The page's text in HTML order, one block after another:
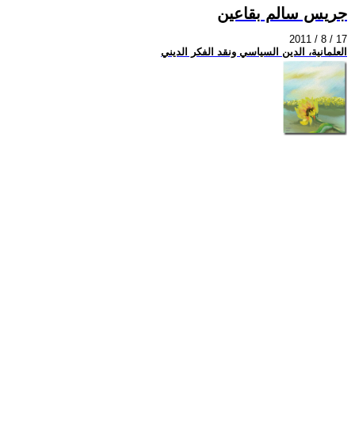
جريس سالم بقاعين
2011 / 8 / 17
العلمانية، الدين السياسي ونقد الفكر الديني